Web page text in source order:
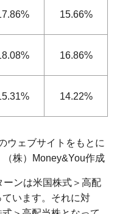
15.66%
16.86%
14.22%
ウェブサイトをもとに
（株）Money&You作成
ンは米国株式＞高配
います。それに対